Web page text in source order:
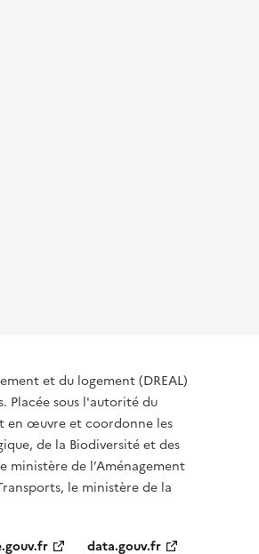
et du logement (DREAL)
Placée sous l'autorité du
en œuvre et coordonne les
de la Biodiversité et des
de l’Aménagement
le ministère de la
data.gouv.fr